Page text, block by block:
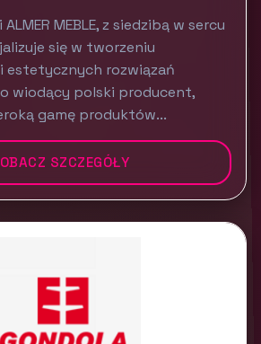
MEBLE, z siedzibą w sercu
się w tworzeniu
estetycznych rozwiązań
wiodący polski producent,
gamę produktów...
SZCZEGÓŁY